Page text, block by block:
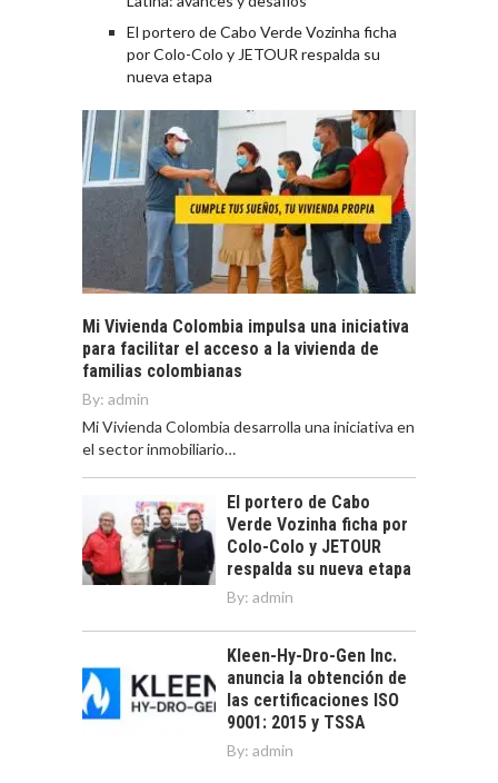
El portero de Cabo Verde Vozinha ficha
por Colo-Colo y JETOUR respalda su
nueva etapa
Mi Vivienda Colombia impulsa una iniciativa
para facilitar el acceso a la vivienda de
familias colombianas
By: admin
Mi Vivienda Colombia desarrolla una iniciativa en
el sector inmobiliario…
El portero de Cabo
Verde Vozinha ficha por
Colo-Colo y JETOUR
respalda su nueva etapa
By: admin
Kleen-Hy-Dro-Gen Inc.
anuncia la obtención de
las certificaciones ISO
9001: 2015 y TSSA
By: admin